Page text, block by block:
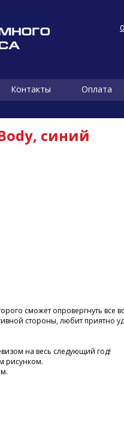
Контакты Оплата
синий
сможет опровергнуть
стороны, любит приятно
на весь следующий год!
рисунком.